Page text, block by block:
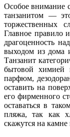
Особое внимание
танзанитом —
торжественных
Главное правило
драгоценность
выходом из дома
Танзанит
бытовой химией
парфюм,
оставить на
его фирменного
оставаться в
пляжа, так как
скажутся на